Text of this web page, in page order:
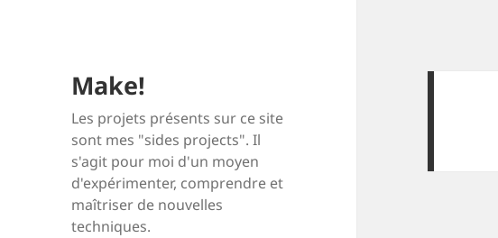
Make!
Les projets présents sur ce site
sont mes "sides projects". Il
s'agit pour moi d'un moyen
d'expérimenter, comprendre et
maîtriser de nouvelles
techniques.